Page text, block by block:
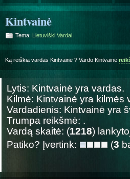
Kintvainė
Tema: Lietuviški Vardai
Ką reiškia vardas Kintvainė ? Vardo Kintvainė
Lytis: Kintvainė yra vardas.
Kilmė: Kintvainė yra kilmės
Vardadienis: Kintvainė yra
Trumpa reikšmė: .
Vardą skaitė: (1218)
Patiko? Įvertink:
(3